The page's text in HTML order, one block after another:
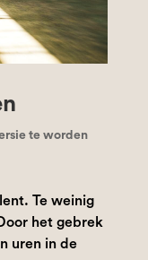
te worden
Te weinig
het gebrek
uren in de